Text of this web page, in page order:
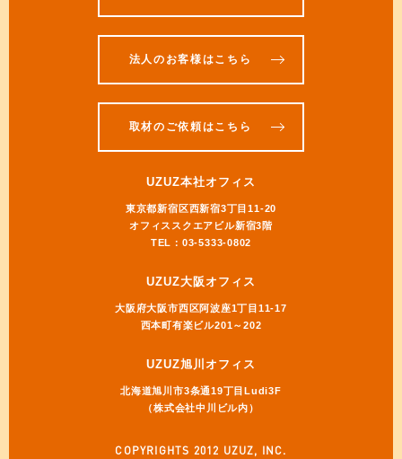
法人のお客様はこちら
取材のご依頼はこちら
UZUZ本社オフィス
東京都新宿区西新宿3丁目11-20
オフィススクエアビル新宿3階
TEL：03-5333-0802
UZUZ大阪オフィス
大阪府大阪市西区阿波座1丁目11-17
西本町有楽ビル201～202
UZUZ旭川オフィス
北海道旭川市3条通19丁目Ludi3F
（株式会社中川ビル内）
COPYRIGHTS 2012 UZUZ, INC.